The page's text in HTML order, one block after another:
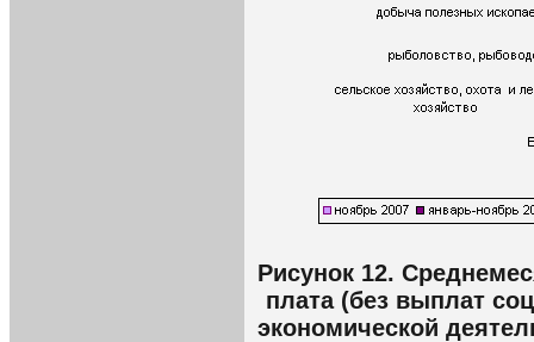
Рисунок 12.
плата (без выплат
экономической